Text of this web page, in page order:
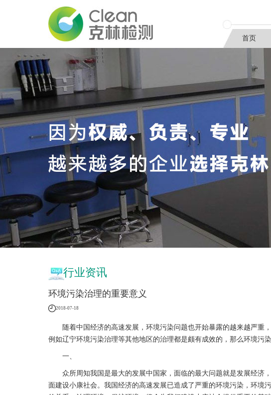
首页
行业资讯
环境污染治理的重要意义
2018-07-18
随着中国经济的高速发展，环境污染问题也开始暴露的越来越严重，
例如辽宁环境污染治理等其他地区的治理都是颇有成效的，那么环境污
一、
众所周知我国是最大的发展中国家，面临的最大问题就是发展经济
面建设小康社会。我国经济的高速发展已造成了严重的环境污染，环境